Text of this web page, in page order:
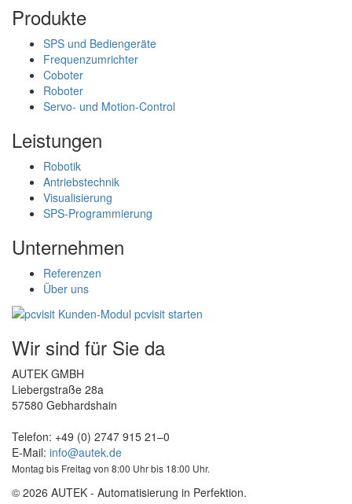
Produkte
SPS und Bediengeräte
Frequenzumrichter
Coboter
Roboter
Servo- und Motion-Control
Leistungen
Robotik
Antriebstechnik
Visualisierung
SPS-Programmierung
Unternehmen
Referenzen
Über uns
Wir sind für Sie da
AUTEK GMBH
Liebergstraße 28a
57580 Gebhardshain
Telefon: +49 (0) 2747 915 21–0
E-Mail: info@autek.de
Montag bis Freitag von 8:00 Uhr bis 18:00 Uhr.
© 2026 AUTEK - Automatisierung in Perfektion.